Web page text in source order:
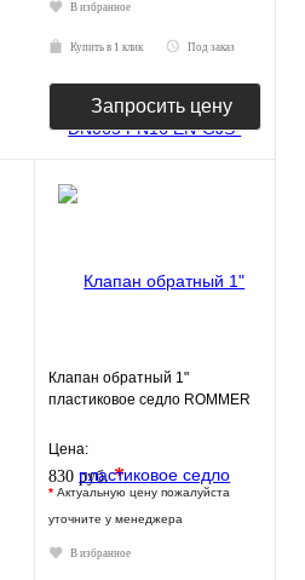
В избранное
Купить в 1 клик Под заказ
Запросить цену
Клапан обратный 1"
пластиковое седло ROMMER
Цена:
830 руб.*
* Актуальную цену пожалуйста
уточните у менеджера
В избранное